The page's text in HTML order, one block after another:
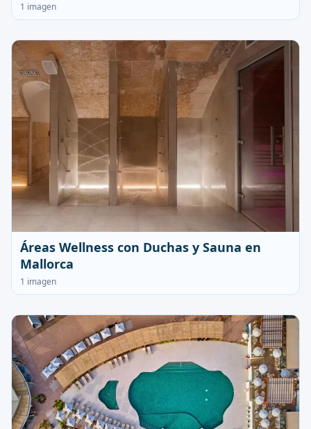
1 imagen
Áreas Wellness con Duchas y Sauna en
Mallorca
1 imagen